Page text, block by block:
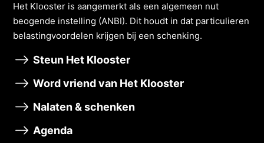
Het Klooster is aangemerkt als een algemeen nut
beogende instelling (ANBI). Dit houdt in dat particulieren
belastingvoordelen krĳgen bĳ een schenking.
Steun Het Klooster
Word vriend van Het Klooster
Nalaten & schenken
Agenda